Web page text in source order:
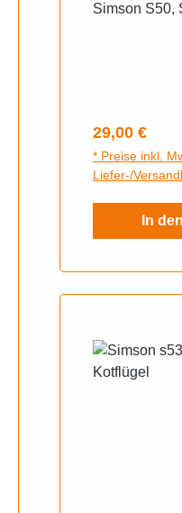
Simson S50,
Regulärer
29,00 €
* Preise inkl.
Liefer-/
In